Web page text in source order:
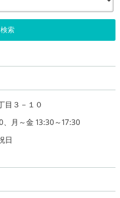
検索
目３－１０
月～金 13:30～17:30
日